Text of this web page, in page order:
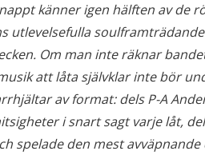
känner igen hälften av de
utlevelse­fulla
Om man inte räknar
att låta självklar inte bör
av format: dels P-A
i snart sagt varje låt,
spelade den mest